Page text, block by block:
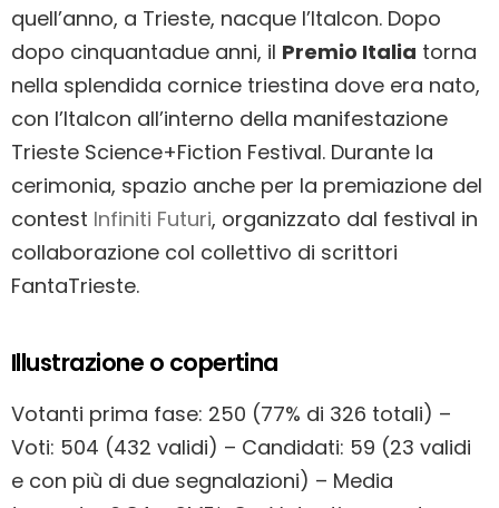
quell’anno, a Trieste, nacque l’Italcon. Dopo
dopo cinquantadue anni, il Premio Italia torna
nella splendida cornice triestina dove era nato,
con l’Italcon all’interno della manifestazione
Trieste Science+Fiction Festival. Durante la
cerimonia, spazio anche per la premiazione del
contest Infiniti Futuri, organizzato dal festival in
collaborazione col collettivo di scrittori
FantaTrieste.
Illustrazione o copertina
Votanti prima fase: 250 (77% di 326 totali) –
Voti: 504 (432 validi) – Candidati: 59 (23 validi
e con più di due segnalazioni) – Media